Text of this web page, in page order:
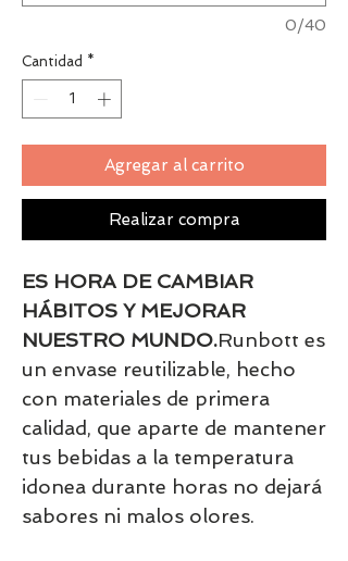
0/40
Cantidad *
Agregar al carrito
Realizar compra
ES HORA DE CAMBIAR
HÁBITOS Y MEJORAR
NUESTRO MUNDO.Runbott es
un envase reutilizable, hecho
con materiales de primera
calidad, que aparte de mantener
tus bebidas a la temperatura
idonea durante horas no dejará
sabores ni malos olores.